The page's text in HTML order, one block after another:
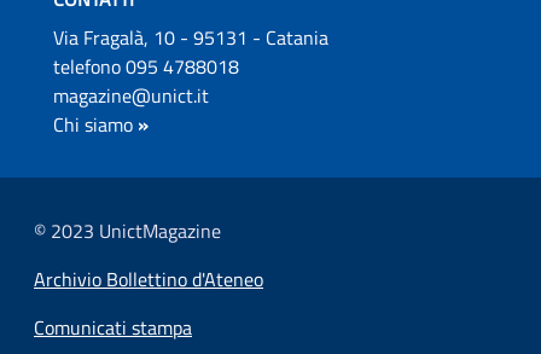
Via Fragalà, 10 - 95131 - Catania
telefono 095 4788018
magazine@unict.it
Chi siamo »
© 2023 UnictMagazine
Archivio Bollettino d'Ateneo
Comunicati stampa